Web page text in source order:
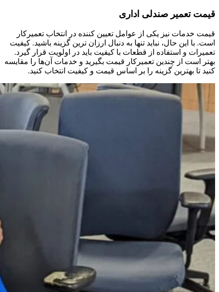
قیمت تعمیر صندلی اداری
قیمت خدمات نیز یکی از عوامل تعیین‌ کننده در انتخاب تعمیرکار
است. با این حال، نباید تنها به دنبال ارزان ‌ترین گزینه باشید. کیفیت
تعمیرات و استفاده از قطعات با کیفیت باید در اولویت قرار گیرد.
بهتر است از چندین تعمیرکار قیمت بگیرید و خدمات آن‌ها را مقایسه
کنید تا بهترین گزینه را بر اساس قیمت و کیفیت انتخاب کنید.